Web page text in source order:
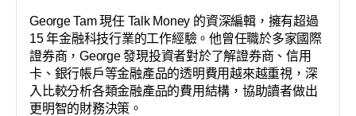
George Tam 現任 Talk Money 的資深編輯，擁有超過
15 年金融科技行業的工作經驗。他曾任職於多家國際
證券商，George 發現投資者對於了解證券商、信用
卡、銀行帳戶等金融產品的透明費用越來越重視，深
入比較分析各類金融產品的費用結構，協助讀者做出
更明智的財務決策。